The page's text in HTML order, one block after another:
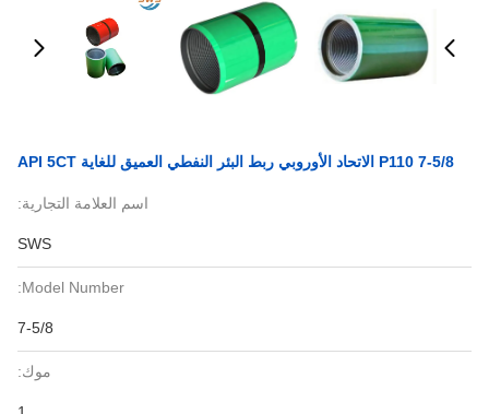
7-5/8 P110 الاتحاد الأوروبي ربط البئر النفطي العميق للغاية API 5CT
اسم العلامة التجارية:
SWS
Model Number:
7-5/8
موك: